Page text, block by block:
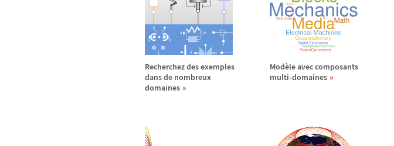
Recherchez des exemples
dans de nombreux
domaines
Modèle avec composants
multi-domaines